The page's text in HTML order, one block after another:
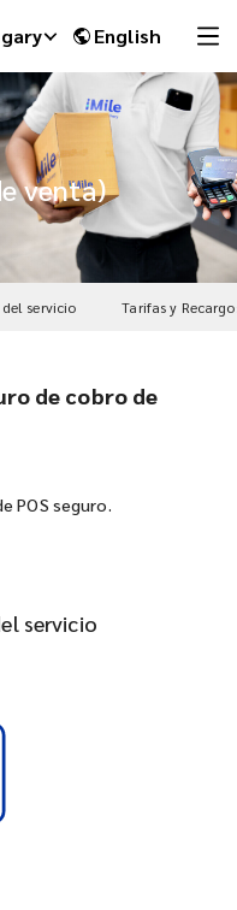
English
venta)
servicio Tarifas y
de cobro de
POS seguro.
servicio